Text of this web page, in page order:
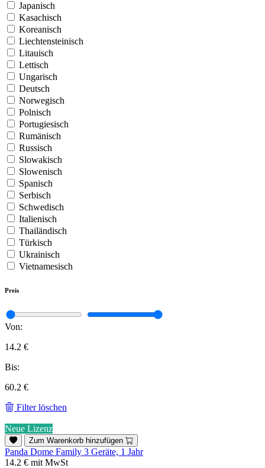
Japanisch
Kasachisch
Koreanisch
Liechtensteinisch
Litauisch
Lettisch
Ungarisch
Deutsch
Norwegisch
Polnisch
Portugiesisch
Rumänisch
Russisch
Slowakisch
Slowenisch
Spanisch
Serbisch
Schwedisch
Italienisch
Thailändisch
Türkisch
Ukrainisch
Vietnamesisch
Preis
Von:
14.2 €
Bis:
60.2 €
Filter löschen
Neue Lizenz
Zum Warenkorb hinzufügen
Panda Dome Family 3 Geräte, 1 Jahr
14.2 € mit MwSt